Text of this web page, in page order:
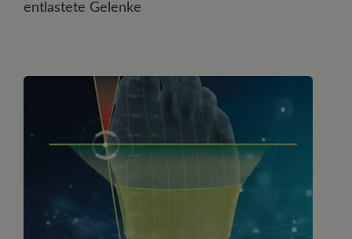
entlastete Gelenke